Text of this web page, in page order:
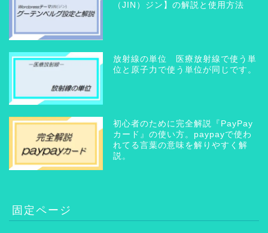
（JIN）ジン】の解説と使用方法
放射線の単位 医療放射線で使う単
位と原子力で使う単位が同じです。
初心者のために完全解説『PayPay
カード』の使い方。paypayで使わ
れてる言葉の意味を解りやすく解
説。
固定ページ